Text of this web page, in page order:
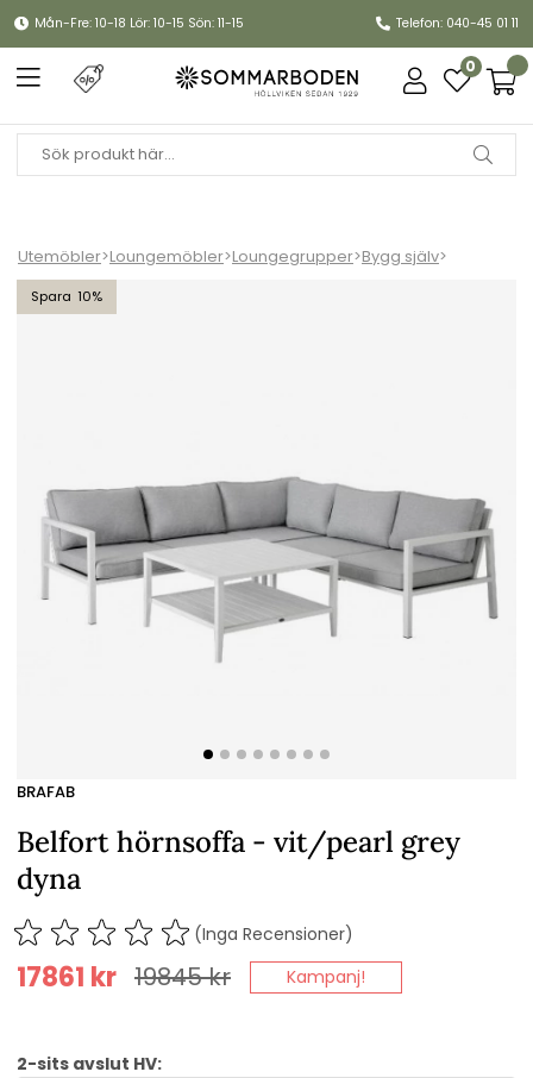
Mån-Fre: 10-18 Lör: 10-15 Sön: 11-15 Telefon: 040-45 01 11
0
Utemöbler>Loungemöbler>Loungegrupper>Bygg själv>
10
Belfort hörnsoffa - vit/pearl grey dyna
BRAFAB
Belfort hörnsoffa - vit/pearl grey
dyna
(Inga Recensioner)
19845kr
17861 kr Kampanj!
2-sits avslut HV: